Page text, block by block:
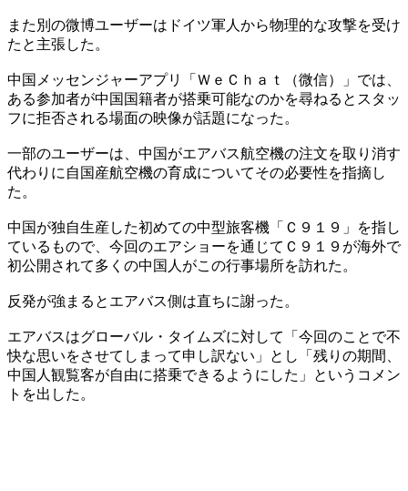
また別の微博ユーザーはドイツ軍人から物理的な攻撃を受け
たと主張した。
中国メッセンジャーアプリ「ＷｅＣｈａｔ（微信）」では、
ある参加者が中国国籍者が搭乗可能なのかを尋ねるとスタッ
フに拒否される場面の映像が話題になった。
一部のユーザーは、中国がエアバス航空機の注文を取り消す
代わりに自国産航空機の育成についてその必要性を指摘し
た。
中国が独自生産した初めての中型旅客機「Ｃ９１９」を指し
ているもので、今回のエアショーを通じてＣ９１９が海外で
初公開されて多くの中国人がこの行事場所を訪れた。
反発が強まるとエアバス側は直ちに謝った。
エアバスはグローバル・タイムズに対して「今回のことで不
快な思いをさせてしまって申し訳ない」とし「残りの期間、
中国人観覧客が自由に搭乗できるようにした」というコメン
トを出した。